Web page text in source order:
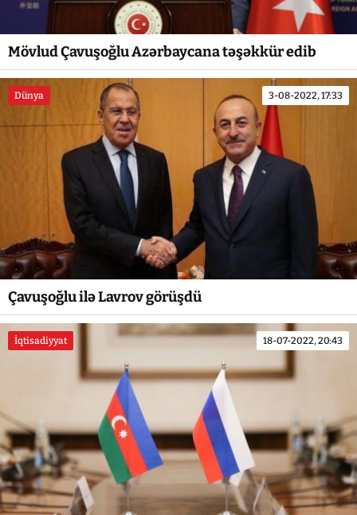
Mövlud Çavuşoğlu Azərbaycana təşəkkür edib
Dünya 3-08-2022, 17:33
Çavuşoğlu ilə Lavrov görüşdü
İqtisadiyyat 18-07-2022, 20:43